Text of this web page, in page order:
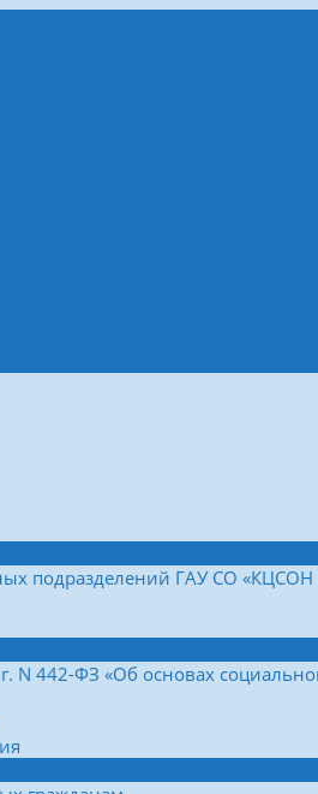
подразделений ГАУ СО «КЦСОН
N 442-ФЗ «Об основах